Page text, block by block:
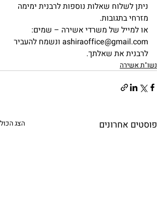
ניתן לשלוח שאלות נוספות לרבנית ימימה
מזרחי בתגובות.
או למייל של משרדי אשירה – שמים:
ashiraoffice@gmail.com ונשמח להעביר
לרבנית את שאלתך.
נשו"ת אשירה
פוסטים אחרונים הצג הכול